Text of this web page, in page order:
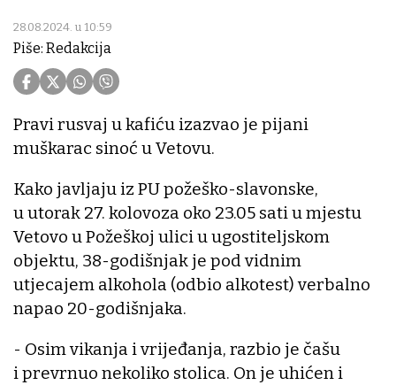
28.08.2024. u 10:59
Piše: Redakcija
Pravi rusvaj u kafiću izazvao je pijani
muškarac sinoć u Vetovu.
Kako javljaju iz PU požeško-slavonske,
u utorak 27. kolovoza oko 23.05 sati u mjestu
Vetovo u Požeškoj ulici u ugostiteljskom
objektu, 38-godišnjak je pod vidnim
utjecajem alkohola (odbio alkotest) verbalno
napao 20-godišnjaka.
- Osim vikanja i vrijeđanja, razbio je čašu
i prevrnuo nekoliko stolica. On je uhićen i